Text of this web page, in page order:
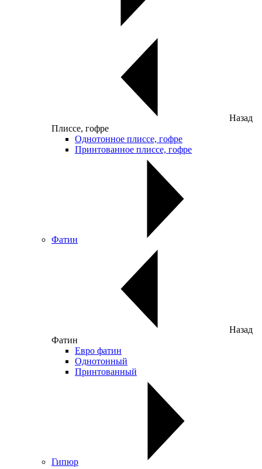
Назад
Плиссе, гофре
Однотонное плиссе, гофре
Принтованное плиссе, гофре
Фатин
Назад
Фатин
Евро фатин
Однотонный
Принтованный
Гипюр